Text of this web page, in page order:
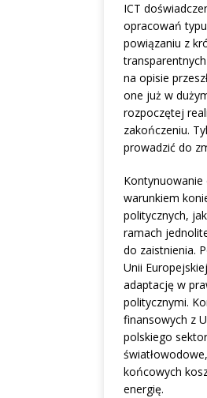
ICT
opracowań
powiązaniu z
na opisie
one już w
rozpoczętej
zakończeniu.
prowadzić do
warunkiem
politycznych,
ramach
do zaistnienia.
Unii
adaptację w
politycznymi.
finansowych z
polskiego
końcowych
energię.